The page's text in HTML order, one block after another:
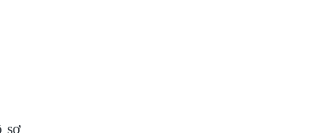
sơ